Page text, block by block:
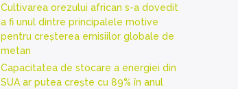
Cultivarea orezului african s-a dovedit
a fi unul dintre principalele motive
pentru creșterea emisiilor globale de
metan
Capacitatea de stocare a energiei din
SUA ar putea crește cu 89% în anul